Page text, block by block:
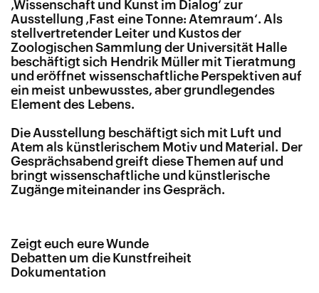
‚Wissenschaft und Kunst im Dialog‘ zur
Ausstellung ‚Fast eine Tonne: Atemraum‘. Als
stellvertretender Leiter und Kustos der
Zoologischen Sammlung der Universität Halle
beschäftigt sich Hendrik Müller mit Tieratmung
und eröffnet wissenschaftliche Perspektiven auf
ein meist unbewusstes, aber grundlegendes
Element des Lebens.
Die Ausstellung beschäftigt sich mit Luft und
Atem als künstlerischem Motiv und Material. Der
Gesprächsabend greift diese Themen auf und
bringt wissenschaftliche und künstlerische
Zugänge miteinander ins Gespräch.
Zeigt euch eure Wunde
Debatten um die Kunstfreiheit
Dokumentation